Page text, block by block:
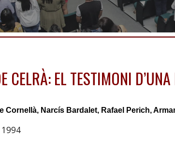
CELRÀ: EL TESTIMONI
Cornellà, Narcís Bardalet, Rafael Perich,